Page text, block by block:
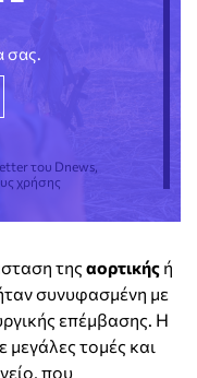
σας.
του Dnews,
χρήσης
της αορτικής ή
συνυφασμένη με
επέμβασης. Η
τομές και
που